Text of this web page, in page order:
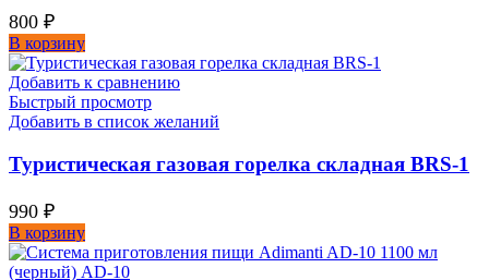
800 ₽
В корзину
Добавить к сравнению
Быстрый просмотр
Добавить в список желаний
Туристическая газовая горелка складная BRS-1
990 ₽
В корзину